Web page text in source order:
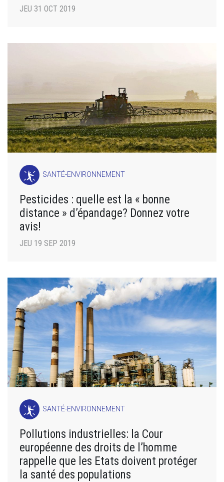
JEU 31 OCT 2019
SANTÉ-ENVIRONNEMENT
Pesticides : quelle est la « bonne
distance » d’épandage? Donnez votre
avis!
JEU 19 SEP 2019
SANTÉ-ENVIRONNEMENT
Pollutions industrielles: la Cour
européenne des droits de l’homme
rappelle que les Etats doivent protéger
la santé des populations